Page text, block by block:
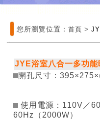
您所瀏覽位置： 首頁 >
JYE浴室八合一多功
開孔尺寸：
使用電源：110V／
60Hz（2000W）